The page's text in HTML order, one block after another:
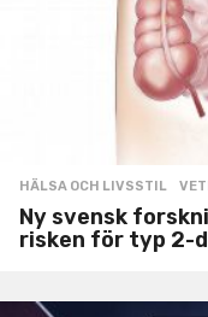
HÄLSA OCH LIVSSTIL ,
Ny svensk
risken för typ 2-